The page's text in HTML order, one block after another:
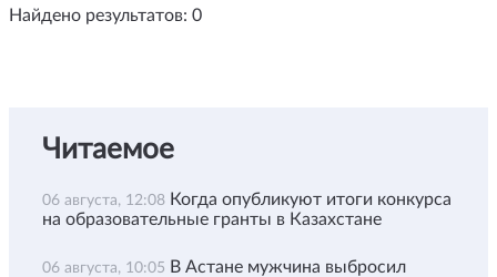
Найдено результатов: 0
Читаемое
06 августа, 12:08 Когда опубликуют итоги конкурса
на образовательные гранты в Казахстане
06 августа, 10:05 В Астане мужчина выбросил